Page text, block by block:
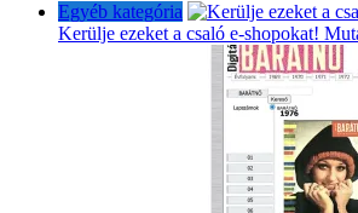
Egyéb kategória
Kerülje ezeket a csaló e-shopokat!